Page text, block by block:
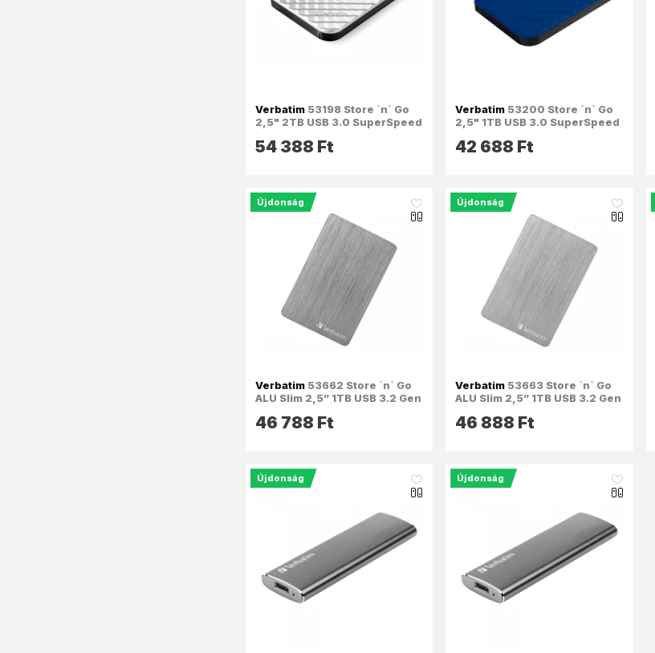
Verbatim53198 Store `n` Go
2,5" 2TB USB 3.0 SuperSpeed
54 388 Ft
Verbatim 53200 Store `n` Go
2,5" 1TB USB 3.0 SuperSpeed
42 688 Ft
Újdonság like_16
Verbatim53662 Store `n` Go
ALU Slim 2,5” 1TB USB 3.2 Gen
46 788 Ft
Újdonság like_16
Verbatim 53663 Store `n` Go
ALU Slim 2,5” 1TB USB 3.2 Gen
46 888 Ft
Újdonság like_16 Újdonság like_16